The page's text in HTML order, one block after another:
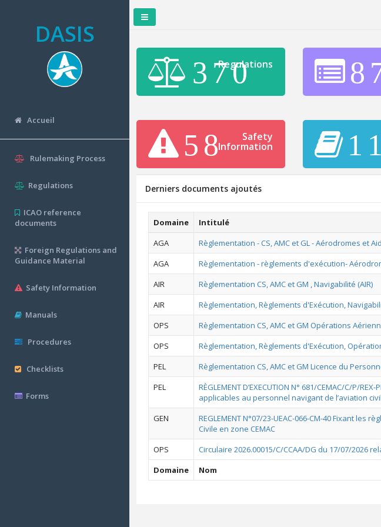
DASIS
Accueil
Rulemaking Process
Regulations
ICAO reference
documents
Foreign Regulations and
Guidance Material
Safety Information
Manuals
Procedures
Checklists
Forms
370
Regulations
58 Safety
Information
Derniers documents ajoutés
Domaine Intitulé
AGA
Règlementation - CS, AMC et GL - Aérodromes et
AGA
Règlementation - règlements d'exécution-
AIR
Règlementation CS, AMC et GM , Navigabilité (AIR)
AIR
Règlementation, Règlements d'Exécution,
OPS
Règlementation CS, AMC et GM Opérations
OPS
Règlementation, Règlements d'Exécution,
PEL
Règlementation CS, AMC et GM Licence du
PEL
RÈGLEMENT D’EXECUTION N° 681/CEMAC/C/P/
applicables au personnel navigant de l’aviation
GEN
REGLEMENT N°07/23-UEAC-066-CM-40 Fixant
Civile en zone CEMAC
OPS Circulaire 2026.00015/C/CCAA/DG du 17/07/2026
Domaine
Nom